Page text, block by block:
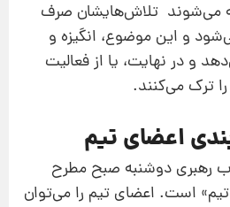
می‌شوند تلاش‌هایشان صرف
و این موضوع، انگیزه و
و در نهایت، یا از فعالیت
ترک می‌کنند.
اعضای تیم
رهبری دوشنبه صبح مطرح
تیم» است. اعضای تیم را می‌توان